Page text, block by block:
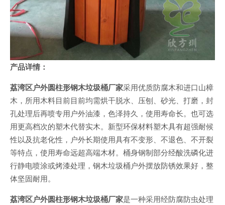
产品详情：
荔湾区户外圆柱形钢木垃圾桶厂家采用优质防腐木和进口山樟
木，所用木料目前目前均需烘干脱水、压刨、砂光、打磨，封
孔处理后再喷专用户外油漆，色泽持久，使用寿命长。也可选
用更高档次的塑木代替实木。新型环保材料塑木具有超强耐候
性以及抗老化性，户外长期使用具有不变形、不退色、不开裂
等特点，使用寿命远超高端木材。桶身钢制部分经酸洗磷化进
行静电喷涂或烤漆处理，钢木垃圾桶户外摆放防锈效果好，整
体坚固耐用。
荔湾区户外圆柱形钢木垃圾桶厂家是一种采用经防腐防虫处理